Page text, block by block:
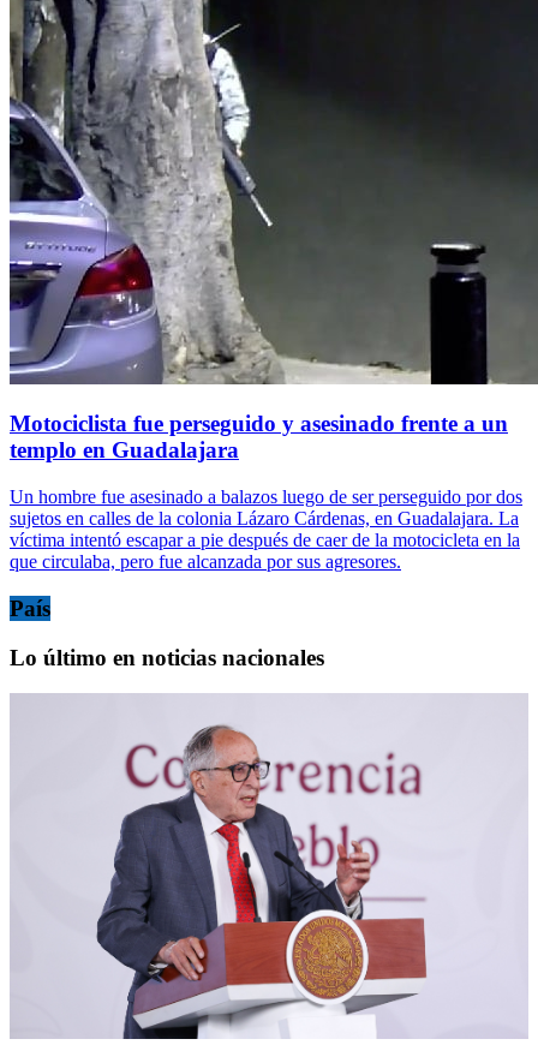
Motociclista fue perseguido y asesinado frente a un
templo en Guadalajara
Un hombre fue asesinado a balazos luego de ser perseguido por dos
sujetos en calles de la colonia Lázaro Cárdenas, en Guadalajara. La
víctima intentó escapar a pie después de caer de la motocicleta en la
que circulaba, pero fue alcanzada por sus agresores.
País
Lo último en noticias nacionales